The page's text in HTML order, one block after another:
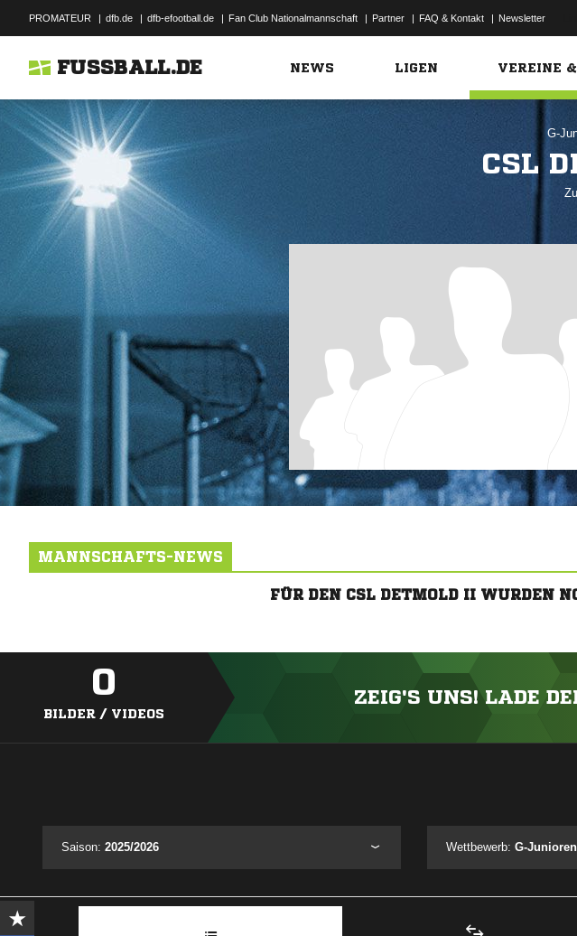
PROMATEUR | dfb.de | dfb-efootball.de | Fan Club Nationalmannschaft | Partner | FAQ & Kontakt | Newsletter
FUSSBALL.DE NEWS LIGEN VEREINE
G-
CSL
MANNSCHAFTS-NEWS
FÜR DEN CSL DETMOLD II WURDEN
0
BILDER / VIDEOS
ZEIG'S UNS! LADE
Saison: 2025/2026 Wettbewerb:G-Junioren